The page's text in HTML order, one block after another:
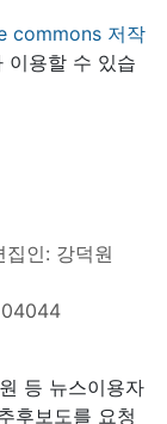
commons 저작
이용할 수 있습
집인: 강덕원
등 뉴스이용자
후보도를 요청